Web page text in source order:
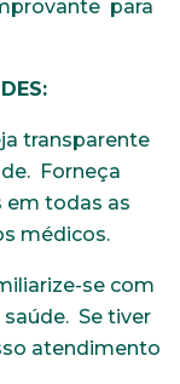
para
transparente
Forneça
em todas as
médicos.
se com
Se tiver
atendimento